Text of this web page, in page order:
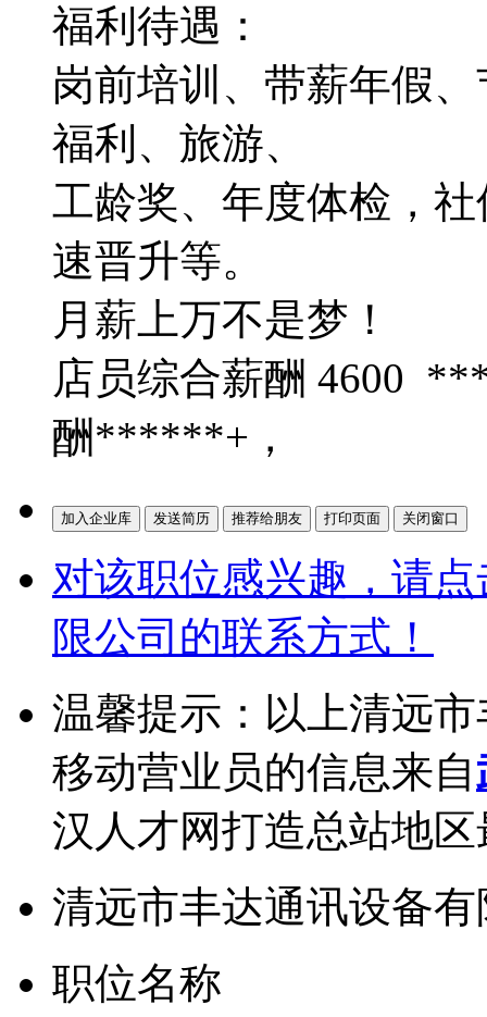
福利待遇：
岗前培训、带薪年假
福利、旅游、
工龄奖、年度体检，
速晋升等。
月薪上万不是梦！
店员综合薪酬 4600
酬******+，
对该职位感兴趣，请
限公司的联系方式！
温馨提示：以上清远
移动营业员的信息来自
汉人才网打造总站地
清远市丰达通讯设备
职位名称